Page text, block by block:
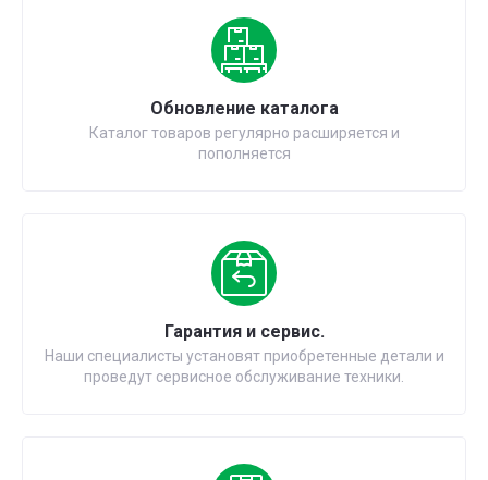
Обновление каталога
Каталог товаров регулярно расширяется и
пополняется
Гарантия и сервис.
Наши специалисты установят приобретенные детали и
проведут сервисное обслуживание техники.